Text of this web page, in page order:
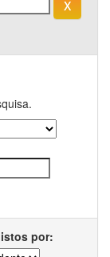
por: